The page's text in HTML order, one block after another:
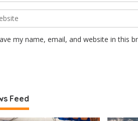
my name, email, and website in this
Feed